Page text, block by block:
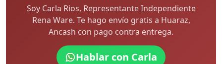
Soy Carla Rios, Representante Independiente
Rena Ware. Te hago envío gratis a Huaraz,
Ancash con pago contra entrega.
Hablar con Carla